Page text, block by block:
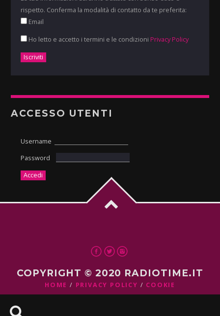
rispetto. Conferma la modalità di contatto da te preferita:
Email
Ho letto e accetto i termini e le condizioni Privacy Policy
ACCESSO UTENTI
Username
Password
COPYRIGHT © 2020 RADIOTIME.IT
HOME PRIVACY POLICY COOKIE